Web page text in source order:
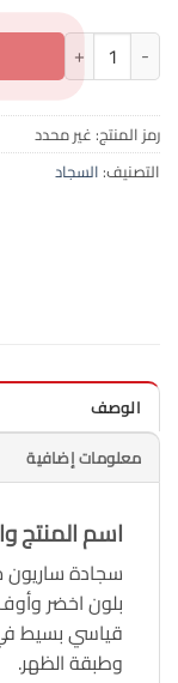
كمية سجاد تركي 200×300 سم / 150×230 سم جودة عالية أطلس
رمز المنتج: غير محدد
التصنيف: السجاد
الوصف
معلومات إضافية
اسم المنتج
سجادة
بلون اخضر
قياسي بسيط
وطبقة الظهر.